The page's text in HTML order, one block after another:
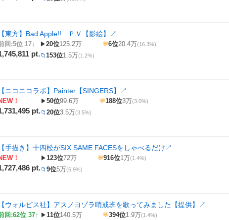
【東方】Bad Apple!! ＰＶ【影絵】 ↗
回:5位 17↓
pt.
▶20位125.2万 💬6位20.4万(16.3%)
📁 153位1.5万(1.2%)
【ニコニコラボ】Painter【SINGERS】 ↗
！
pt.
▶50位99.6万 💬188位3万(3.0%)
📁 20位3.5万(3.5%)
【手描き】十四松がSIX SAME FACESをしゃべるだけ↗
！
pt.
▶123位72万 💬916位1万(1.4%)
📁 9位5万(6.9%)
【ウォルピス社】アスノヨゾラ哨戒班を歌ってみました【提供】 ↗
回:62位 37↑ ▶11位140.5万 💬394位1.9万(1.4%)